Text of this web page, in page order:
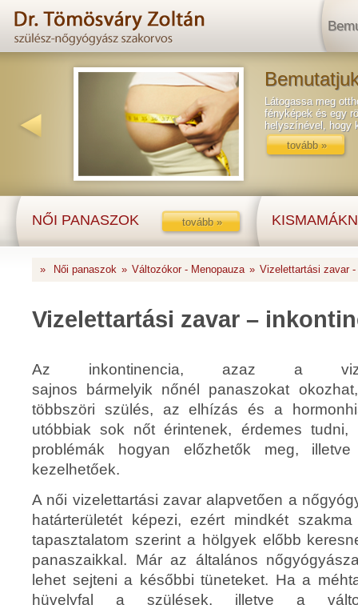
Látogassa meg
fényképek és egy
helyszínével, hogy
tovább »
NŐI PANASZOK tovább »
» Női panaszok » Változókor - Menopauza » Vizelettartási zavar
Vizelettartási zavar –
Az inkontinencia, azaz a
sajnos bármelyik nőnél panaszokat
többszöri szülés, az elhízás és a
utóbbiak sok nőt érintenek, érdemes tudni,
problémák hogyan előzhetők meg,
kezelhetőek.
A női vizelettartási zavar alapvetően a
határterületét képezi, ezért mindkét
tapasztalatom szerint a hölgyek előbb
panaszaikkal. Már az általános
lehet sejteni a későbbi tüneteket. Ha a
hüvelyfal a szülések, illetve a